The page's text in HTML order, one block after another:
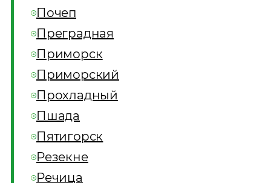
Почеп
Преградная
Приморск
Приморский
Прохладный
Пшада
Пятигорск
Резекне
Речица